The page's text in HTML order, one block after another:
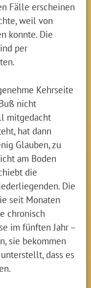
Fälle erscheinen
weil von
konnte. Die
per
Kehrseite
nicht
mitgedacht
hat dann
Glauben, zu
am Boden
die
Die
seit Monaten
chronisch
im fünften Jahr –
sie bekommen
dass es